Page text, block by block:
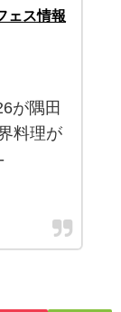
ェス情報
が隅田
料理が